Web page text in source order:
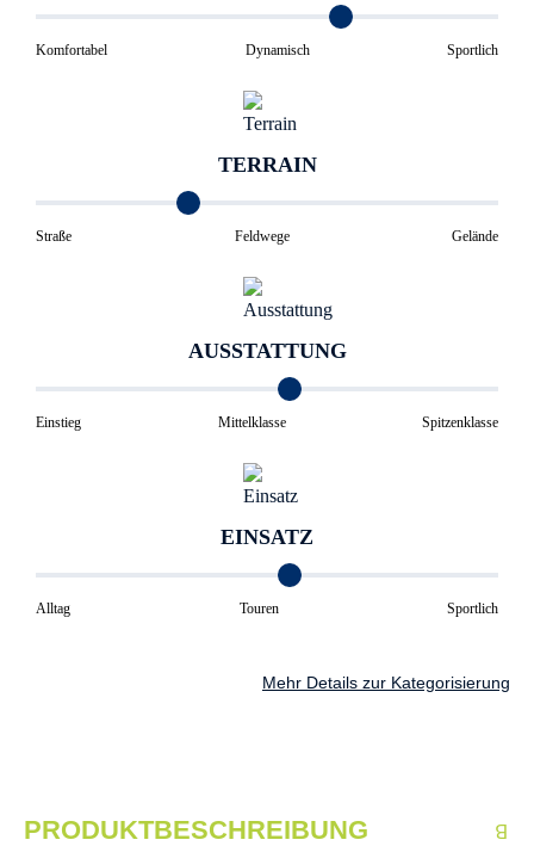
Komfortabel Dynamisch Sportlich
TERRAIN
Straße Feldwege Gelände
AUSSTATTUNG
Einstieg Mittelklasse Spitzenklasse
EINSATZ
Alltag Touren Sportlich
Mehr Details zur Kategorisierung
PRODUKTBESCHREIBUNG